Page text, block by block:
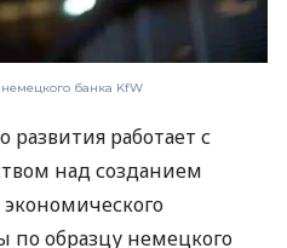
банка KfW
работает с
над созданием
по образцу немецкого